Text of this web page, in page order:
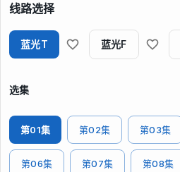
线路选择
蓝光T 蓝光F
选集
第01集 第02集 第03集
第06集 第07集 第08集